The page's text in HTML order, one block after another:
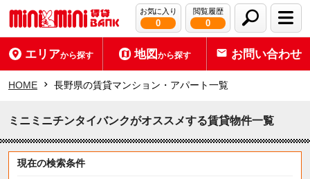
お気に入り
0
閲覧履歴
0
エリアから探す 地図から探す お問い合わせ
HOME 長野県の賃貸マンション・アパート一覧
ミニミニチンタイバンクがオススメする賃貸物件一覧
現在の検索条件